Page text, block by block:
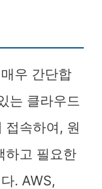
우 간단합
는 클라우드
접속하여, 원
하고 필요한
. AWS,